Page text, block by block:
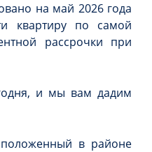
на май 2026 года
квартиру по самой
рассрочки при
и мы вам дадим
в районе